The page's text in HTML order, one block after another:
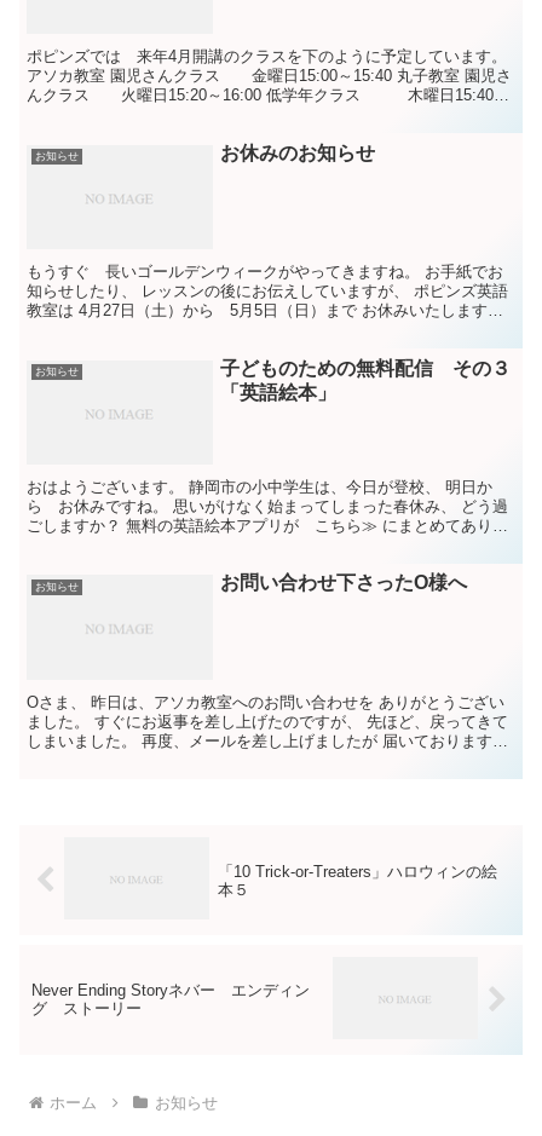
ポピンズでは 来年4月開講のクラスを下のように予定しています。
アソカ教室 園児さんクラス 金曜日15:00～15:40 丸子教室 園児さ
んクラス 火曜日15:20～16:00 低学年クラス 木曜日15:40～
お知らせ お休みのお知らせ
もうすぐ 長いゴールデンウィークがやってきますね。 お手紙でお
知らせしたり、 レッスンの後にお伝えしていますが、 ポピンズ英語
教室は 4月27日（土）から 5月5日（日）まで お休みいたします。
お知らせ
子どものための無料配信 その３
「英語絵本」
おはようございます。 静岡市の小中学生は、今日が登校、 明日か
ら お休みですね。 思いがけなく始まってしまった春休み、 どう過
ごしますか？ 無料の英語絵本アプリが こちら≫ にまとめてありま
お知らせ お問い合わせ下さったO様へ
Oさま、 昨日は、アソカ教室へのお問い合わせを ありがとうござい
ました。 すぐにお返事を差し上げたのですが、 先ほど、戻ってきて
しまいました。 再度、メールを差し上げましたが 届いております
「10 Trick-or-Treaters」ハロウィンの絵
本５
Never Ending Storyネバー エンディン
グ ストーリー
ホーム お知らせ